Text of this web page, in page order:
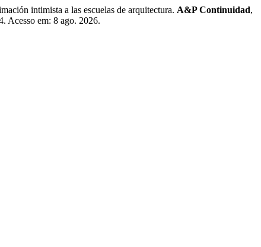
intimista a las escuelas de arquitectura. A&P Continuidad,
Acesso em: 8 ago. 2026.